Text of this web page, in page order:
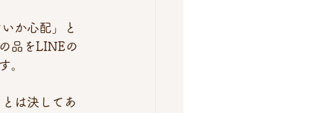
か心配」と
品をLINEの
。
は決してあ